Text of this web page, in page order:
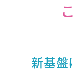
新基盤